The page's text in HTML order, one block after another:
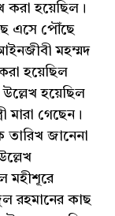
করা হয়েছিল।
এসে পৌঁছে
মহম্মদ
হয়েছিল
উল্লেখ হয়েছিল
মারা গেছেন।
তারিখ জানেনা
মহীশূরে
রহমানের কাছ